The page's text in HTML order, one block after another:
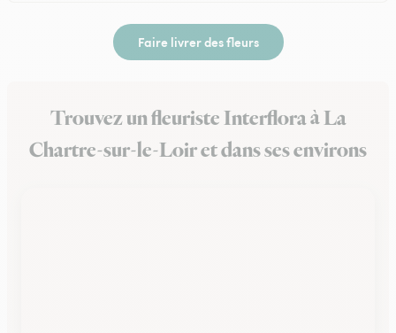
Faire livrer des fleurs
Trouvez un fleuriste Interflora à La
Chartre-sur-le-Loir et dans ses environs